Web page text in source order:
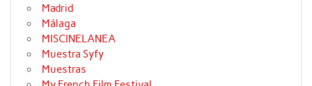
Madrid
Málaga
MISCINELANEA
Muestra Syfy
Muestras